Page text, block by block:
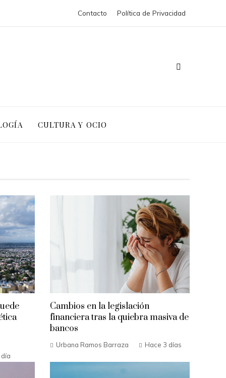
Contacto Política de Privacidad
CULTURA Y OCIO
Cambios en la legislación
financiera tras la quiebra masiva de
bancos
Urbana Ramos Barraza Hace 3 días